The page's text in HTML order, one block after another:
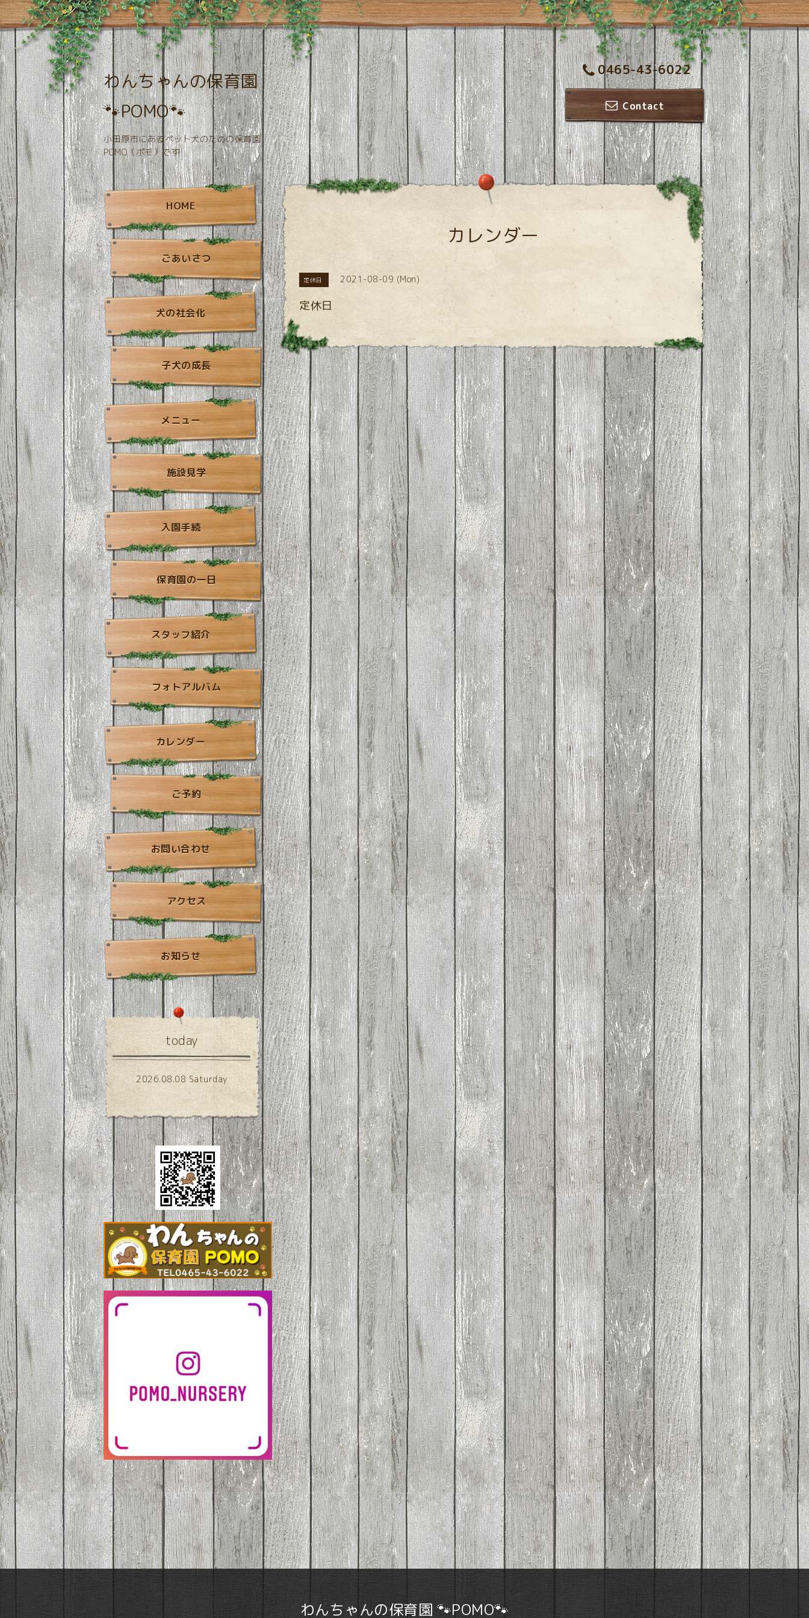
0465-43-6022
Contact
わんちゃんの保育園
🐾POMO🐾
小田原市にあるペット犬のための保育園
POMO（ポモ）です
カレンダー
定休日 2021-08-09 (Mon)
定休日
HOME
ごあいさつ
犬の社会化
子犬の成長
メニュー
施設見学
入園手続
保育園の一日
スタッフ紹介
フォトアルバム
カレンダー
ご予約
お問い合わせ
アクセス
お知らせ
today
2026.08.08 Saturday
わんちゃんの保育園 🐾POMO🐾